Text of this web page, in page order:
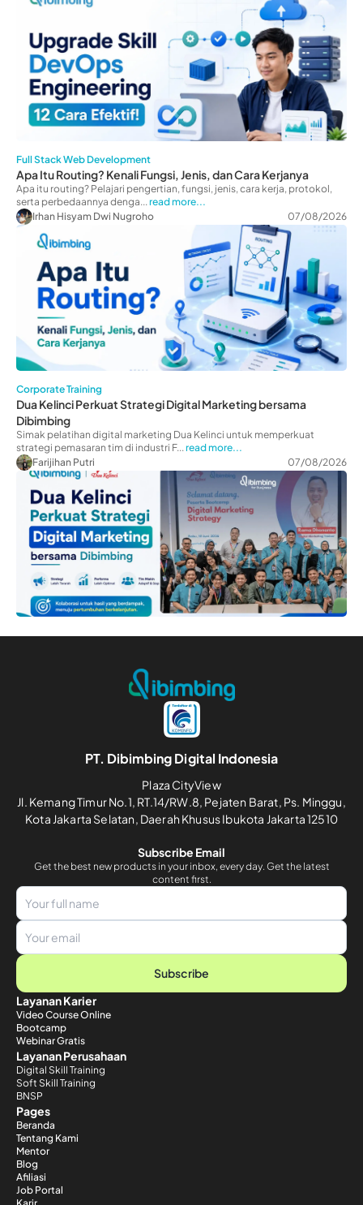
Full Stack Web Development
Apa Itu Routing? Kenali Fungsi, Jenis, dan Cara Kerjanya
Apa itu routing? Pelajari pengertian, fungsi, jenis, cara kerja, protokol,
serta perbedaannya denga... read more...
Irhan Hisyam Dwi Nugroho
07/08/2026
Corporate Training
Dua Kelinci Perkuat Strategi Digital Marketing bersama
Dibimbing
Simak pelatihan digital marketing Dua Kelinci untuk memperkuat
strategi pemasaran tim di industri F... read more...
Farijihan Putri
07/08/2026
PT. Dibimbing Digital Indonesia
Plaza CityView
Jl. Kemang Timur No.1, RT.14/RW.8, Pejaten Barat, Ps. Minggu,
Kota Jakarta Selatan, Daerah Khusus Ibukota Jakarta 12510
Subscribe Email
Get the best new products in your inbox, every day. Get the latest
content first.
Subscribe
Layanan Karier
Video Course Online
Bootcamp
Webinar Gratis
Layanan Perusahaan
Digital Skill Training
Soft Skill Training
BNSP
Pages
Beranda
Tentang Kami
Mentor
Blog
Afiliasi
Job Portal